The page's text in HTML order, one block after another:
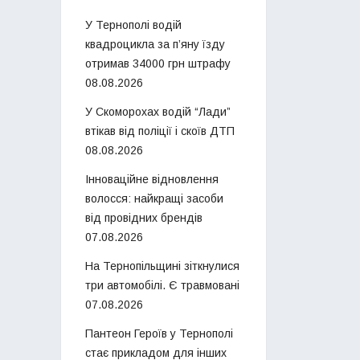
У Тернополі водій
квадроцикла за п’яну їзду
отримав 34000 грн штрафу
08.08.2026
У Скоморохах водій “Лади”
втікав від поліції і скоїв ДТП
08.08.2026
Інноваційне відновлення
волосся: найкращі засоби
від провідних брендів
07.08.2026
На Тернопільщині зіткнулися
три автомобілі. Є травмовані
07.08.2026
Пантеон Героїв у Тернополі
стає прикладом для інших